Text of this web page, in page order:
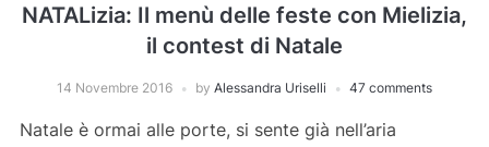
NATALizia: Il menù delle feste con Mielizia,
il contest di Natale
14 Novembre 2016 by Alessandra Uriselli 47 comments
Natale è ormai alle porte, si sente già nell’aria